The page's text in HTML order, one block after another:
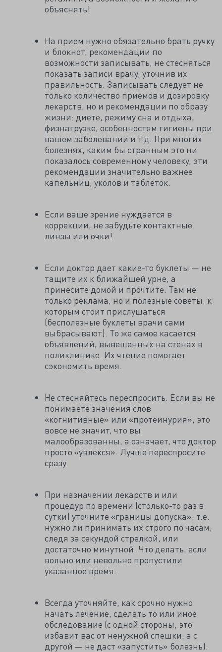
объяснять!
На прием нужно обязательно брать ручку
и блокнот, рекомендации по
возможности записывать, не стесняться
показать записи врачу, уточнив их
правильность. Записывать следует не
только количество приемов и дозировку
лекарств, но и рекомендации по образу
жизни: диете, режиму сна и отдыха,
физнагрузке, особенностям гигиены при
вашем заболевании и т.д. При многих
болезнях, каким бы странным это ни
показалось современному человеку, эти
рекомендации значительно важнее
капельниц, уколов и таблеток.
Если ваше зрение нуждается в
коррекции, не забудьте контактные
линзы или очки!
Если доктор дает какие-то буклеты — не
тащите их к ближайшей урне, а
принесите домой и прочтите. Там не
только реклама, но и полезные советы, к
которым стоит прислушаться
(бесполезные буклеты врачи сами
выбрасывают). То же самое касается
объявлений, вывешенных на стенах в
поликлинике. Их чтение помогает
сэкономить время.
Не стесняйтесь переспросить. Если вы не
понимаете значения слов
«когнитивные» или «протеинурия», это
вовсе не значит, что вы
малообразованны, а означает, что доктор
просто «увлекся». Лучше переспросите
сразу.
При назначении лекарств и или
процедур по времени (столько-то раз в
сутки) уточните «границы допуска», т.е.
нужно ли принимать их строго по часам,
следя за секундой стрелкой, или
достаточно минутной. Что делать, если
вольно или невольно пропустили
указанное время.
Всегда уточняйте, как срочно нужно
начать лечение, сделать то или иное
обследование (с одной стороны, это
избавит вас от ненужной спешки, а с
другой — не даст «запустить» болезнь).